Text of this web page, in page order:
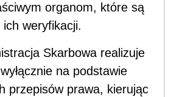
organom, które są
weryfikacji.
Skarbowa realizuje
na podstawie
przepisów prawa, kierując